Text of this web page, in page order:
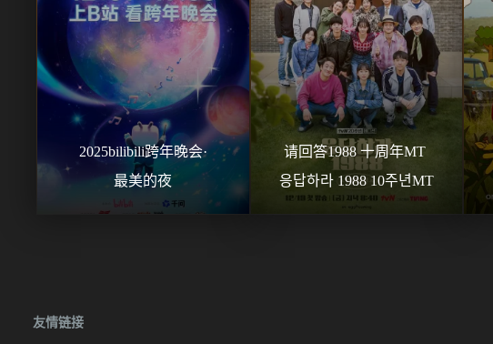
2025bilibili跨年晚会·
最美的夜
请回答1988 十周年MT
응답하라 1988 10주년MT
友情链接